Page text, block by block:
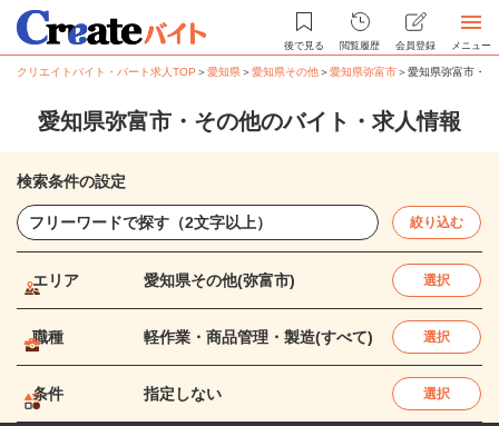
後で見る 閲覧履歴 会員登録 メニュー
クリエイトバイト・パート求人TOP ＞愛知県＞愛知県その他＞愛知県弥富市＞愛知県弥富市・
愛知県弥富市・その他のバイト・求人情報
検索条件の設定
絞り込む
エリア 愛知県その他(弥富市) 選択
職種 軽作業・商品管理・製造(すべて) 選択
条件 指定しない 選択